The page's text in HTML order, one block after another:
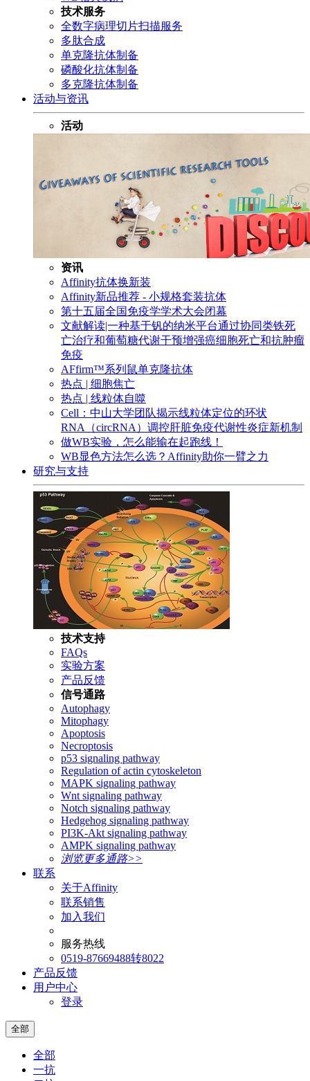
技术服务
全数字病理切片扫描服务
多肽合成
单克隆抗体制备
磷酸化抗体制备
多克隆抗体制备
活动与资讯
活动
资讯
Affinity抗体换新装
Affinity新品推荐 - 小规格套装抗体
第十五届全国免疫学学术大会闭幕
文献解读|一种基于钒的纳米平台通过协同类铁死
亡治疗和葡萄糖代谢干预增强癌细胞死亡和抗肿瘤
免疫
AFfirm™系列鼠单克隆抗体
热点 | 细胞焦亡
热点 | 线粒体自噬
Cell：中山大学团队揭示线粒体定位的环状
RNA（circRNA）调控肝脏免疫代谢性炎症新机制
做WB实验，怎么能输在起跑线！
WB显色方法怎么选？Affinity助你一臂之力
研究与支持
技术支持
FAQs
实验方案
产品反馈
信号通路
Autophagy
Mitophagy
Apoptosis
Necroptosis
p53 signaling pathway
Regulation of actin cytoskeleton
MAPK signaling pathway
Wnt signaling pathway
Notch signaling pathway
Hedgehog signaling pathway
PI3K-Akt signaling pathway
AMPK signaling pathway
浏览更多通路>>
联系
关于Affinity
联系销售
加入我们
服务热线
0519-87669488转8022
产品反馈
用户中心
登录
全部
全部
一抗